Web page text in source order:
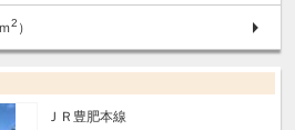
2 ）
ＪＲ豊肥本線